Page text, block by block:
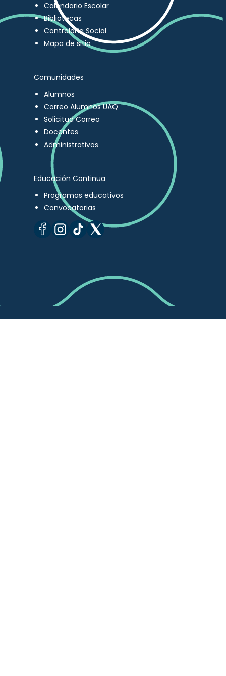
Calendario Escolar
Bibliotecas
Contraloría Social
Mapa de sitio
Comunidades
Alumnos
Correo Alumnos UAQ
Solicitud Correo
Docentes
Administrativos
Educación Continua
Programas educativos
Convocatorias